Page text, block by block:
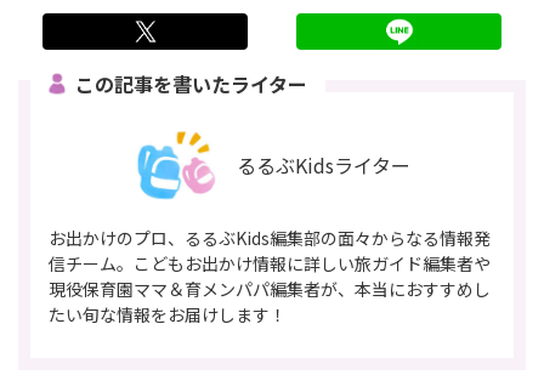
この記事を書いたライター
るるぶKidsライター
お出かけのプロ、るるぶKids編集部の面々からなる情報発
信チーム。こどもお出かけ情報に詳しい旅ガイド編集者や
現役保育園ママ＆育メンパパ編集者が、本当におすすめし
たい旬な情報をお届けします！